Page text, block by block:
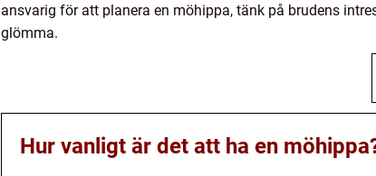
ansvarig för att planera en möhippa, tänk på brudens
glömma.
Hur vanligt är det att ha en